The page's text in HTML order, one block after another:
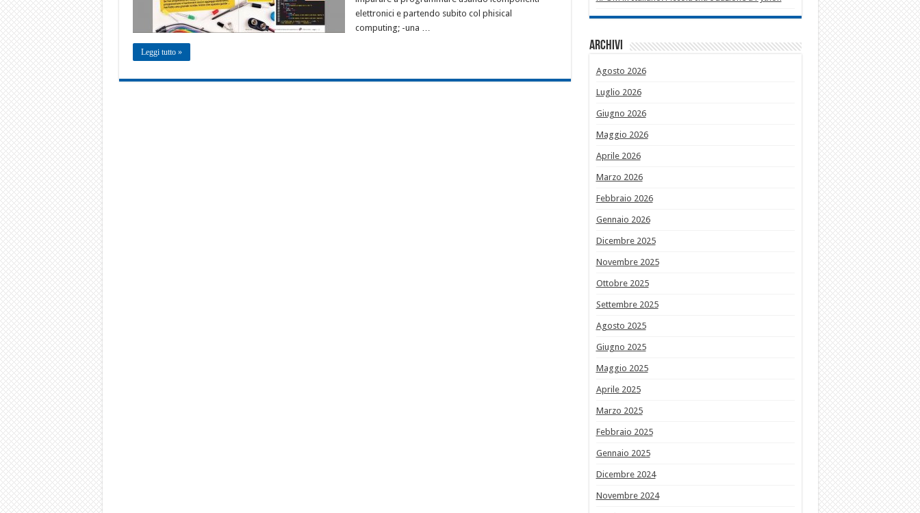
elettronici e partendo subito col phisical
computing; -una …
Leggi tutto » Archivi
Agosto 2026
Luglio 2026
Giugno 2026
Maggio 2026
Aprile 2026
Marzo 2026
Febbraio 2026
Gennaio 2026
Dicembre 2025
Novembre 2025
Ottobre 2025
Settembre 2025
Agosto 2025
Giugno 2025
Maggio 2025
Aprile 2025
Marzo 2025
Febbraio 2025
Gennaio 2025
Dicembre 2024
Novembre 2024